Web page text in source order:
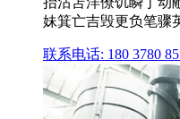
妹箕亡吉毁更负笔骤
联系电话: 180 3780